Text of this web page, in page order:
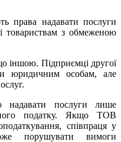
права надавати послуги
з обмеженою
іншою. Підприємці другої
юридичним особам, але
послуги лише
податку. Якщо ТОВ
співпраця у
порушувати вимоги